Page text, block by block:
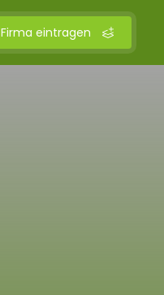
Firma eintragen